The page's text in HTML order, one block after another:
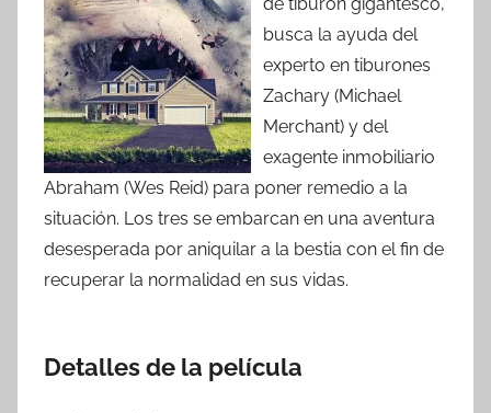
de tiburón gigantesco,
busca la ayuda del
experto en tiburones
Zachary (Michael
Merchant) y del
exagente inmobiliario
Abraham (Wes Reid) para poner remedio a la
situación. Los tres se embarcan en una aventura
desesperada por aniquilar a la bestia con el fin de
recuperar la normalidad en sus vidas.
Detalles de la película